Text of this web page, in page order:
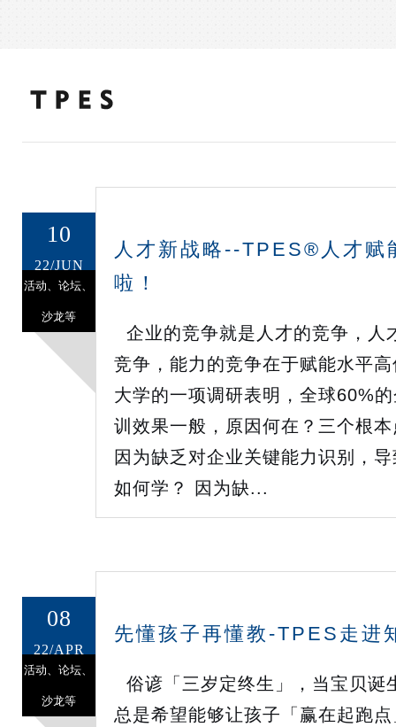
10
22/JUN
活动、论坛、
沙龙等
人才新战略--TPES®人才赋
啦！
企业的竞争就是人才的竞争，人
竞争，能力的竞争在于赋能水平
大学的一项调研表明，全球60%
训效果一般，原因何在？三个根
因为缺乏对企业关键能力识别，
如何学？ 因为缺...
08
22/APR
活动、论坛、
沙龙等
先懂孩子再懂教-TPES走进
俗谚「三岁定终生」，当宝贝诞
总是希望能够让孩子「赢在起跑